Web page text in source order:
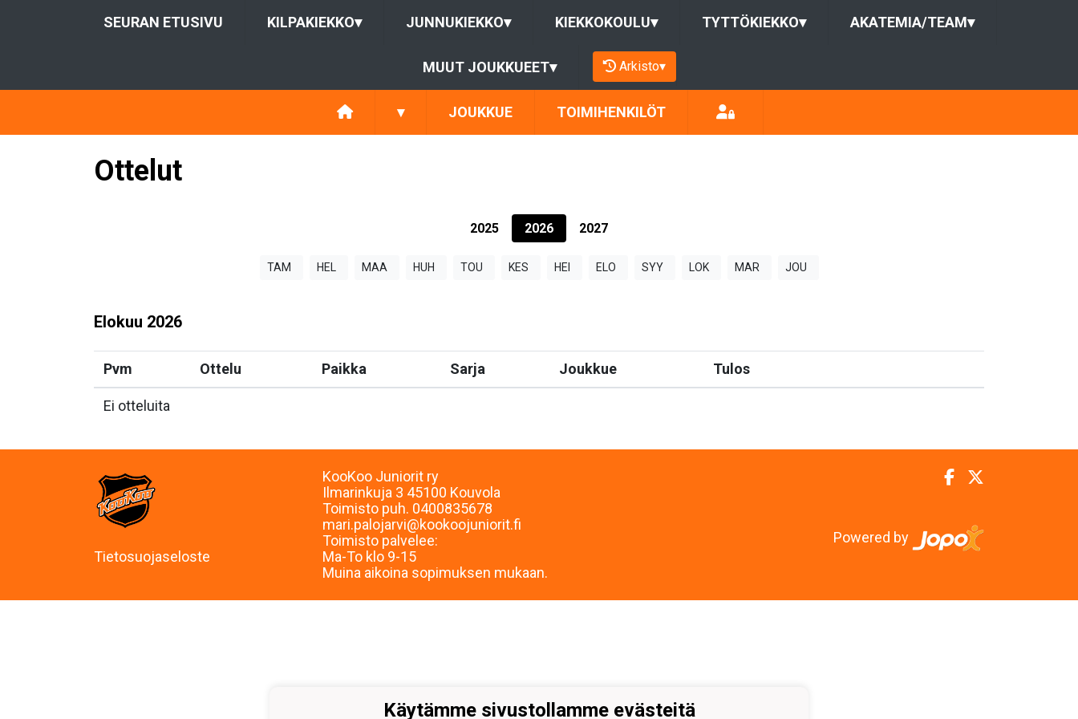
SEURAN ETUSIVU KILPAKIEKKO▾ JUNNUKIEKKO▾ KIEKKOKOULU▾ TYTTÖKIEKKO▾ AKATEMIA/TEAM▾
MUUT JOUKKUEET▾ Arkisto▾
▾ JOUKKUE TOIMIHENKILÖT
Ottelut
2025 2026 2027
TAM HEL MAA HUH TOU KES HEI ELO SYY LOK MAR JOU
Elokuu 2026
Pvm Ottelu Paikka Sarja Joukkue Tulos
Ei otteluita
Tietosuojaseloste
KooKoo Juniorit ry
Ilmarinkuja 3 45100 Kouvola
Toimisto puh. 0400835678
mari.palojarvi@kookoojuniorit.fi
Toimisto palvelee:
Ma-To klo 9-15
Muina aikoina sopimuksen mukaan.
Powered by
Käytämme sivustollamme evästeitä